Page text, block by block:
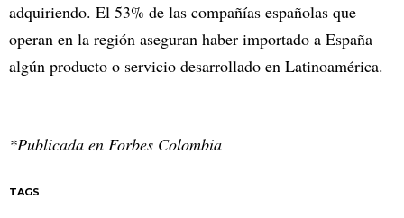
adquiriendo. El 53% de las compañías españolas que
operan en la región aseguran haber importado a España
algún producto o servicio desarrollado en Latinoamérica.
*Publicada en Forbes Colombia
TAGS